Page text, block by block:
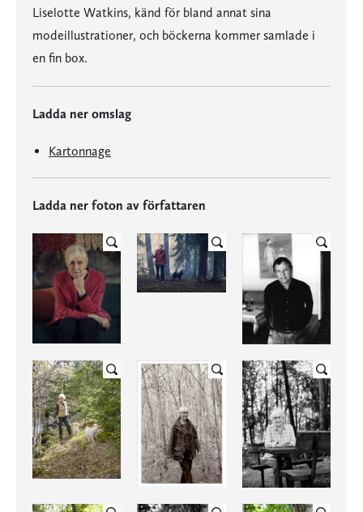
Liselotte Watkins, känd för bland annat sina
modeillustrationer, och böckerna kommer samlade i
en fin box.
Ladda ner omslag
Kartonnage
Ladda ner foton av författaren